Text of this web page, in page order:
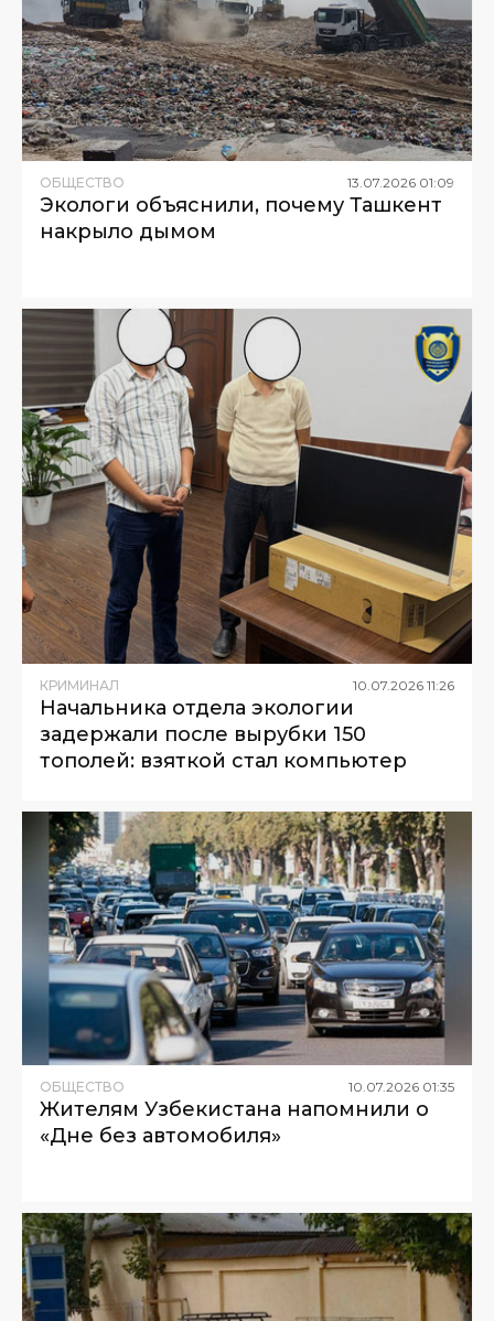
ОБЩЕСТВО 13.07.2026 01:09
Экологи объяснили, почему Ташкент
накрыло дымом
КРИМИНАЛ 10.07.2026 11:26
Начальника отдела экологии
задержали после вырубки 150
тополей: взяткой стал компьютер
ОБЩЕСТВО 10 07 2026 01:35
Жителям Узбекистана напомнили о
«Дне без автомобиля»